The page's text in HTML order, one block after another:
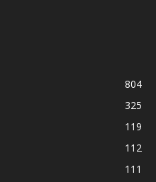
804
325
119
112
111